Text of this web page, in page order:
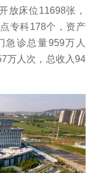
放床位11698张，
专科178个，资产
急诊总量959万人
万人次，总收入94